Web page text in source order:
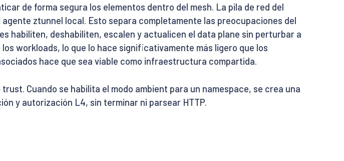
de forma segura los elementos dentro del mesh. La pila de red del
ztunnel local. Esto separa completamente las preocupaciones del
habiliten, deshabiliten, escalen y actualicen el data plane sin perturbar a
workloads, lo que lo hace significativamente más ligero que los
hace que sea viable como infraestructura compartida.
Cuando se habilita el modo ambient para un namespace, se crea una
y autorización L4, sin terminar ni parsear HTTP.